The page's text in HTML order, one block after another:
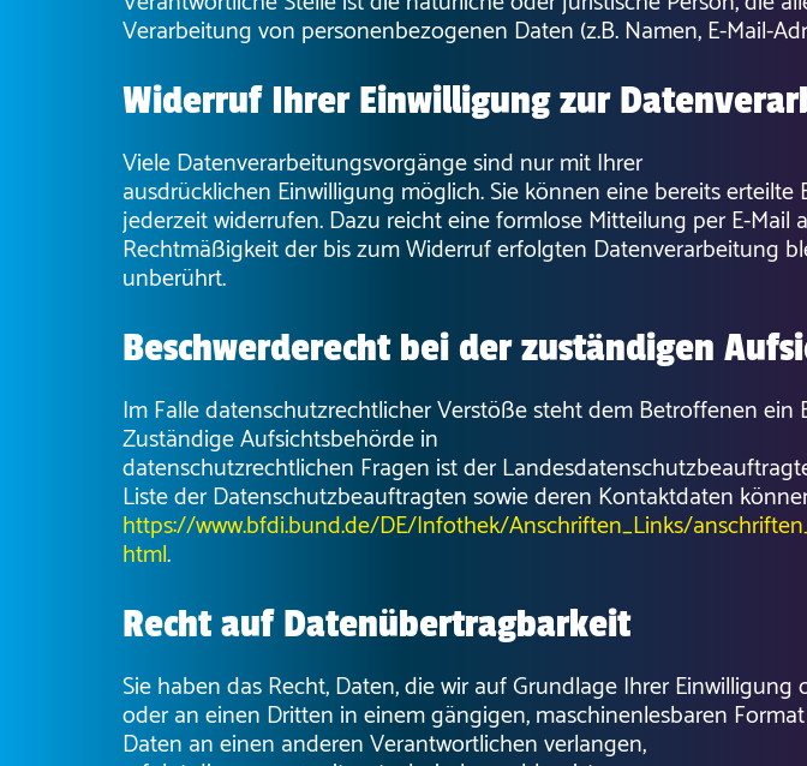
Verarbeitung von personenbezogenen Daten (z.B. Namen, E-Mail-
Widerruf Ihrer Einwilligung zur
Viele Datenverarbeitungsvorgänge sind nur mit Ihrer
ausdrücklichen Einwilligung möglich. Sie können eine bereits erteilte
jederzeit widerrufen. Dazu reicht eine formlose Mitteilung per E-Mail
Rechtmäßigkeit der bis zum Widerruf erfolgten Datenverarbeitung
unberührt.
Beschwerderecht bei der zuständigen
Im Falle datenschutzrechtlicher Verstöße steht dem Betroffenen
Zuständige Aufsichtsbehörde in
datenschutzrechtlichen Fragen ist der
Liste der Datenschutzbeauftragten sowie deren Kontaktdaten
https://www.bfdi.bund.de/DE/Infothek/Anschriften_Links/
html.
Recht auf Datenübertragbarkeit
Sie haben das Recht, Daten, die wir auf Grundlage Ihrer
oder an einen Dritten in einem gängigen, maschinenlesbaren
Daten an einen anderen Verantwortlichen verlangen,